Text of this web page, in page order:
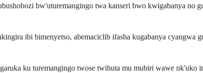
bw'uturemangingo twa kanseri bwo kwigabanya no
ibi bimenyetso, abemaciclib ifasha kugabanya cyangwa
ku turemangingo twose twihuta mu mubiri wawe nk'uko